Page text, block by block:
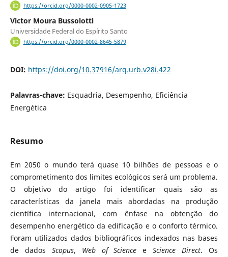
https://orcid.org/0000-0002-0905-1723
Victor Moura Bussolotti
Universidade Federal do Espírito Santo
https://orcid.org/0000-0002-8645-5879
DOI: https://doi.org/10.37916/arq.urb.v28i.422
Palavras-chave: Esquadria, Desempenho, Eficiência
Energética
Resumo
Em 2050 o mundo terá quase 10 bilhões de pessoas e o
comprometimento dos limites ecológicos será um problema.
O objetivo do artigo foi identificar quais são as
características da janela mais abordadas na produção
científica internacional, com ênfase na obtenção do
desempenho energético da edificação e o conforto térmico.
Foram utilizados dados bibliográficos indexados nas bases
de dados Scopus, Web of Science eScience Direct. Os